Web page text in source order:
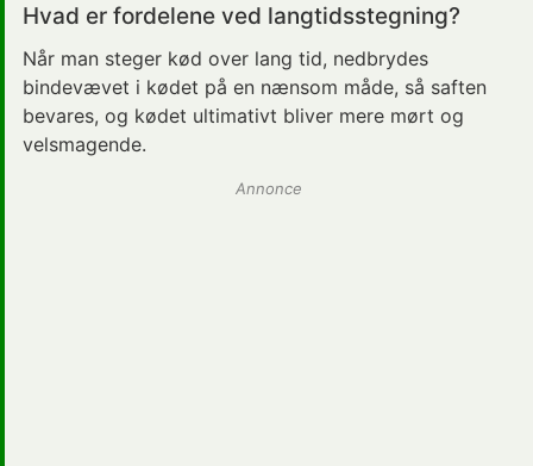
Hvad er fordelene ved langtidsstegning?
Når man steger kød over lang tid, nedbrydes
bindevævet i kødet på en nænsom måde, så saften
bevares, og kødet ultimativt bliver mere mørt og
velsmagende.
Annonce